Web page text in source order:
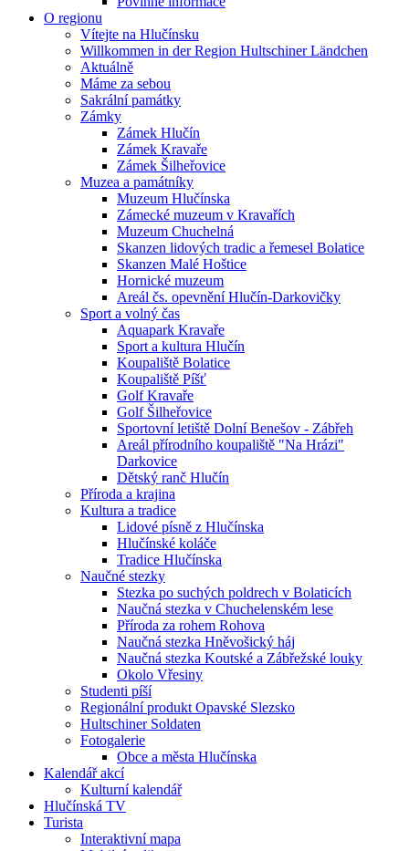
O regionu
Vítejte na Hlučínsku
Willkommen in der Region Hultschiner Ländchen
Aktuálně
Máme za sebou
Sakrální památky
Zámky
Zámek Hlučín
Zámek Kravaře
Zámek Šilheřovice
Muzea a památníky
Muzeum Hlučínska
Zámecké muzeum v Kravařích
Muzeum Chuchelná
Skanzen lidových tradic a řemesel Bolatice
Skanzen Malé Hoštice
Hornické muzeum
Areál čs. opevnění Hlučín-Darkovičky
Sport a volný čas
Aquapark Kravaře
Sport a kultura Hlučín
Koupaliště Bolatice
Koupaliště Píšť
Golf Kravaře
Golf Šilheřovice
Sportovní letiště Dolní Benešov - Zábřeh
Areál přírodního koupaliště "Na Hrázi"
Darkovice
Dětský ranč Hlučín
Příroda a krajina
Kultura a tradice
Lidové písně z Hlučínska
Hlučínské koláče
Tradice Hlučínska
Naučné stezky
Stezka po suchých poldrech v Bolaticích
Naučná stezka v Chuchelenském lese
Příroda za rohem Rohova
Naučná stezka Hněvošický háj
Naučná stezka Koutské a Zábřežské louky
Okolo Vřesiny
Studenti píší
Regionální produkt Opavské Slezsko
Hultschiner Soldaten
Fotogalerie
Obce a města Hlučínska
Kalendář akcí
Kulturní kalendář
Hlučínská TV
Turista
Interaktivní mapa